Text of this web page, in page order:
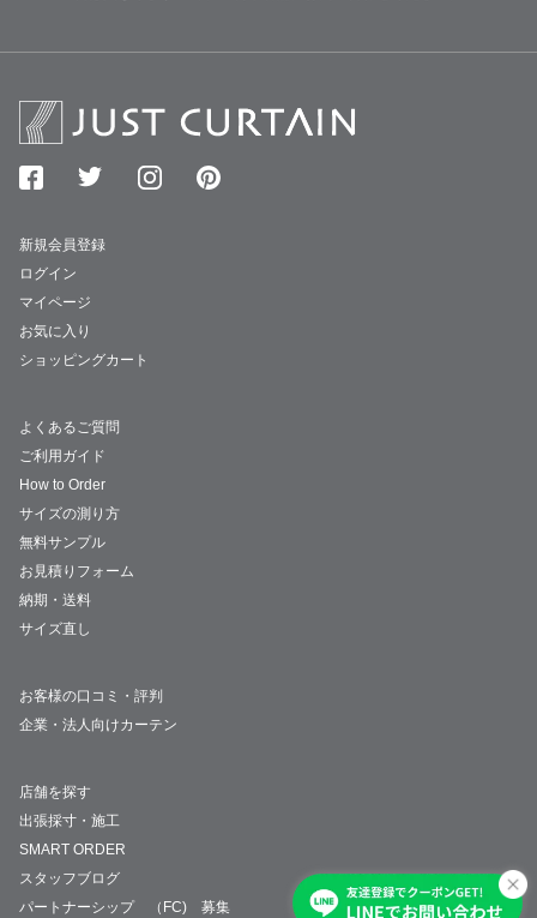
新規会員登録
ログイン
マイページ
お気に入り
ショッピングカート
よくあるご質問
ご利用ガイド
How to Order
サイズの測り方
無料サンプル
お見積りフォーム
納期・送料
サイズ直し
お客様の口コミ・評判
企業・法人向けカーテン
店舗を探す
出張採寸・施工
SMART ORDER
スタッフブログ
パートナーシップ （FC) 募集